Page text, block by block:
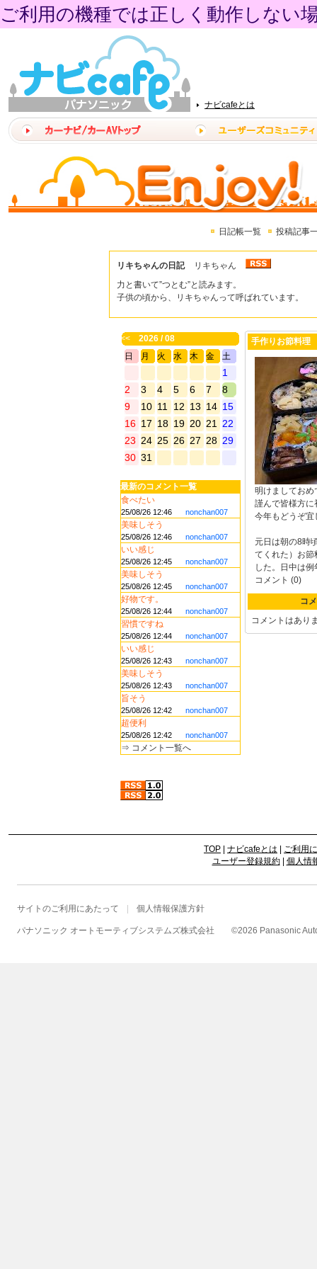
ご利用の機種では正しく動作しない
ナビcafeとは
日記帳一覧 投稿記事
リキちゃんの日記
リキちゃん
力と書いて”つとむ”と読みます。
子供の頃から、リキちゃんって呼ばれています。
<<
2026 / 08
日
月 火 水 木 金 土
1
2
3 4 5 6 7
8
9
10 11 12 13 14 15
16 17 18 19 20 21
22
23 24 25 26 27 28 29
30 31
最新のコメント一覧
食べたい
25/08/26 12:46 nonchan007
美味しそう
25/08/26 12:46 nonchan007
いい感じ
25/08/26 12:45 nonchan007
美味しそう
25/08/26 12:45 nonchan007
好物です。
25/08/26 12:44 nonchan007
習慣ですね
25/08/26 12:44 nonchan007
いい感じ
25/08/26 12:43 nonchan007
美味しそう
25/08/26 12:43 nonchan007
旨そう
25/08/26 12:42 nonchan007
超便利
25/08/26 12:42 nonchan007
⇒ コメント一覧へ
手作りお節料理
明けましておめ
謹んで皆様方に
今年もどうぞ宜
元日は朝の8時
てくれた）お節
した。日中は
コメント (0)
コ
コメントはあり
TOP ナビcafeとは
ご利用
ユーザー登録規約| 個人情
サイトのご利用にあたって 個人情報保護方針
パナソニック オートモーティブシステムズ株式会社 ©2026 Panasonic